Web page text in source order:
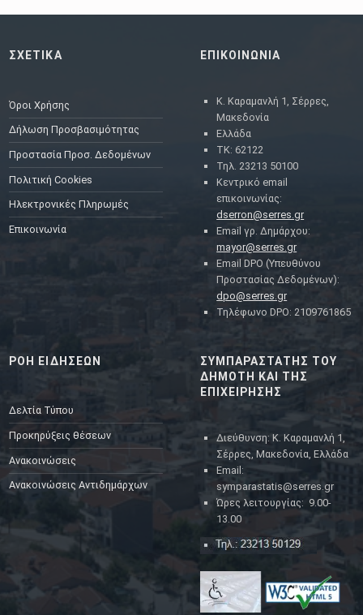
ΣΧΕΤΙΚΑ
Όροι Χρήσης
Δήλωση Προσβασιμότητας
Προστασία Προσ. Δεδομένων
Πολιτική Cookies
Ηλεκτρονικές Πληρωμές
Επικοινωνία
ΕΠΙΚΟΙΝΩΝΙΑ
Κ. Καραμανλή 1, Σέρρες,
Μακεδονία
Ελλάδα
ΤΚ: 62122
Τηλ. 23213 50100
Κεντρικό email
επικοινωνίας:
dserron@serres.gr
Email γρ. Δημάρχου:
mayor@serres.gr
Email DPO (Υπευθύνου
Προστασίας Δεδομένων):
dpo@serres.gr
Τηλέφωνο DPO: 2109761865
ΡΟΗ ΕΙΔΗΣΕΩΝ
Δελτία Τύπου
Προκηρύξεις θέσεων
Ανακοινώσεις
Ανακοινώσεις Αντιδημάρχων
ΣΥΜΠΑΡΑΣΤΑΤΗΣ ΤΟΥ
ΔΗΜΟΤΗ ΚΑΙ ΤΗΣ
ΕΠΙΧΕΙΡΗΣΗΣ
Διεύθυνση: Κ. Καραμανλή 1,
Σέρρες, Μακεδονία, Ελλάδα
Email:
symparastatis@serres.gr
Ώρες λειτουργίας: 9.00-
13.00